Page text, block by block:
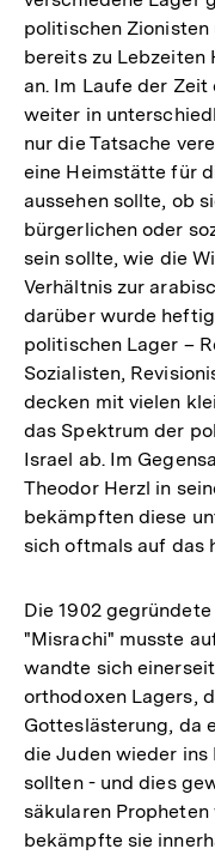
politischen
bereits zu Lebzeiten
an. Im Laufe der
weiter in
nur die Tatsache
eine Heimstätte für
aussehen sollte, ob
bürgerlichen oder
sein sollte, wie die
Verhältnis zur
darüber wurde
politischen Lager –
Sozialisten,
decken mit vielen
das Spektrum der
Israel ab. Im
Theodor Herzl in
bekämpften diese
sich oftmals auf das
Die 1902
"Misrachi" musste
wandte sich
orthodoxen Lagers,
Gotteslästerung, da
die Juden wieder
sollten - und dies
säkularen
bekämpfte sie